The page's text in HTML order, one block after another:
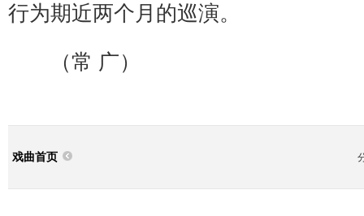
行为期近两个月的巡演。
（常 广）
戏曲首页